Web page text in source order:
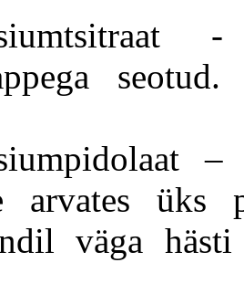
arvates üks
väga